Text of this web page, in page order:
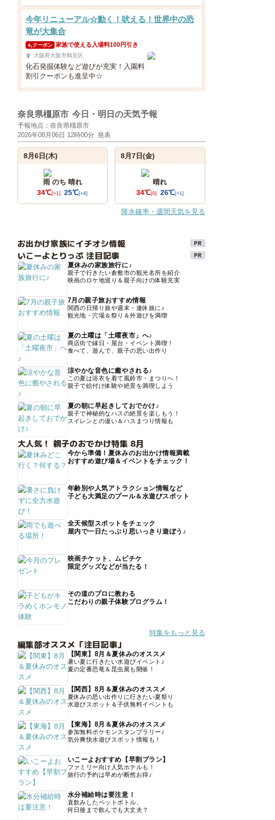
今年リニューアル☆動く！吠える！世界中の恐
竜が大集合
クーポン 家族で使える入場料100円引き
大阪府大阪市鶴見区
化石発掘体験など遊びが充実！入園料
割引クーポンも進呈中☆
奈良県橿原市 今日・明日の天気予報
予報地点：奈良県橿原市
2026年08月06日 12時00分 発表
8月6日(木)
雨 のち 晴れ
34℃[+1] 25℃[+4]
8月7日(金)
晴れ
34℃[0] 26℃[+1]
降水確率・週間天気を見る
お出かけ家族にイチオシ情報
いこーよとりっぷ 注目記事
夏休みの家族旅行に♪
親子で行きたい倉敷市の観光名所を紹介
映画のロケ地巡り＆親子向けの体験充実
7月の親子旅おすすめ情報
関西の日帰り旅や週末・連休旅に♪
観光地・穴場＆祭り＆外遊びを満喫
夏の土曜は「土曜夜市」へ♪
商店街で縁日・屋台・イベント満喫！
食べて、遊んで、親子の思い出作り
涼やかな音色に癒やされる♪
この夏は浴衣を着て風鈴市・まつりへ！
親子で絵付け体験や絶景を満喫しよう
夏の朝に早起きしておでかけ♪
親子で神秘的なハスの絶景を楽しもう！
スイレンとの違い＆ハスまつり情報も
大人気！ 親子のおでかけ特集 8月
今から準備！夏休みのお出かけ情報満載
おすすめ遊び場＆イベントをチェック！
年齢別や人気アトラクション情報など
子ども大満足のプール＆水遊びスポット
全天候型スポットをチェック
屋内で一日たっぷり思いっきり遊ぼう♪
映画チケット、ムビチケ
限定グッズなどが当たる！
その道のプロに教わる
こだわりの親子体験プログラム！
特集をもっと見る
編集部オススメ「注目記事」
【関東】8月＆夏休みのオススメ
暑い夏に行きたい水遊びイベント♪
夏の定番恐竜＆昆虫展も開催！
【関西】8月＆夏休みのオススメ
夏休みの思い出作りに行きたい夏祭り
水遊びスポット＆子供無料イベントも
【東海】8月＆夏休みのオススメ
参加無料ポケモンスタンプラリー♪
気分爽快水遊びスポット情報も！
いこーよおすすめ【早割プラン】
ファミリー向け人気ホテルも！
旅行の予約は早めが断然お得♪
水分補給時は要注意！
直飲みしたペットボトル、
何日後まで飲んでも大丈夫？